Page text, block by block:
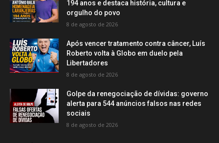
194 anos e destaca história, cultura e
orgulho do povo
8 de agosto de 2026
Após vencer tratamento contra câncer, Luís
Roberto volta à Globo em duelo pela
Libertadores
8 de agosto de 2026
Golpe da renegociação de dívidas: governo
alerta para 544 anúncios falsos nas redes
sociais
8 de agosto de 2026